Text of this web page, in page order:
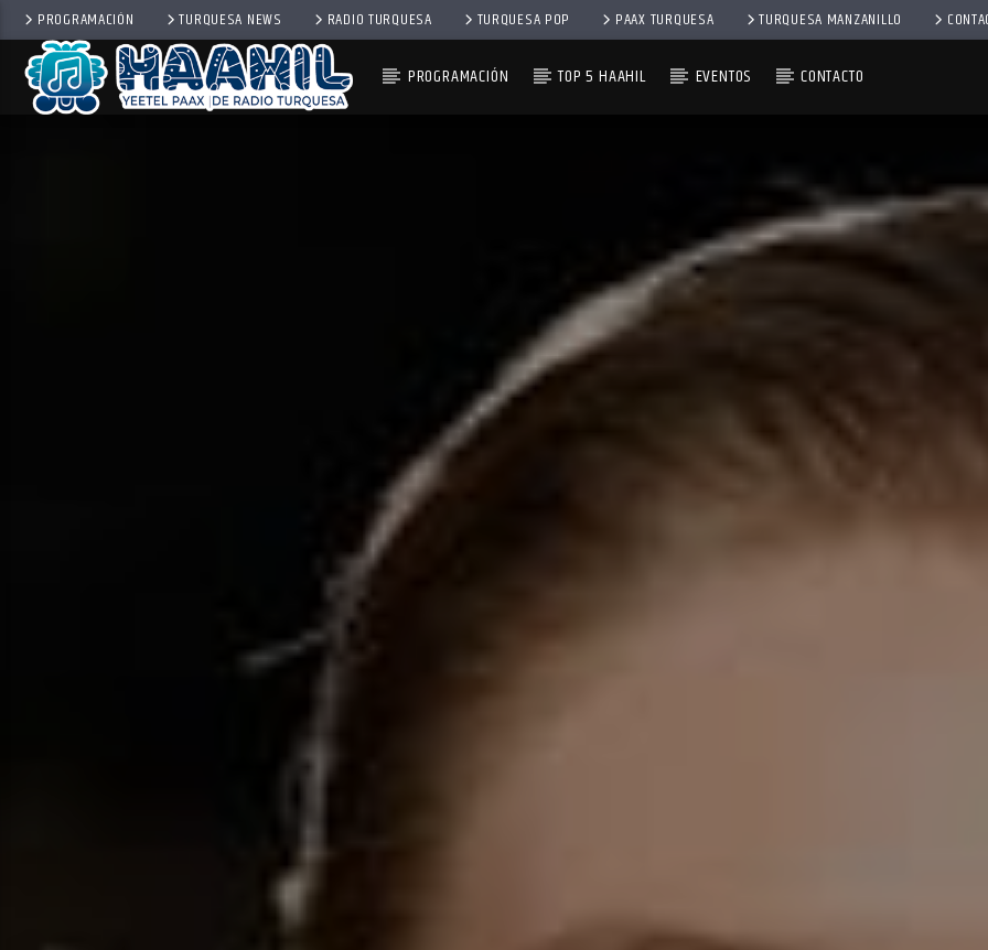
PROGRAMACIÓN TURQUESA NEWS RADIO TURQUESA TURQUESA POP PAAX TURQUESA TURQUESA MANZANILLO
PROGRAMACIÓN TOP 5 HAAHIL EVENTOS CONTACTO